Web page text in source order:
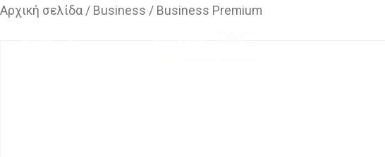
Αρχική σελίδα / Business / Business Premium